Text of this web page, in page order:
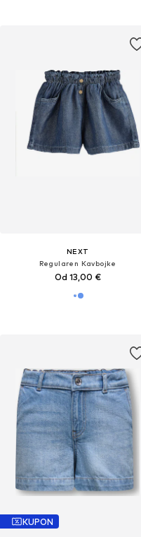
NEXT
Regularen Kavbojke
Od 13,00 €
KUPON